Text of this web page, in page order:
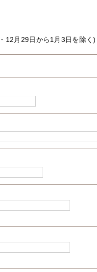
12月29日から1月3日を除く)